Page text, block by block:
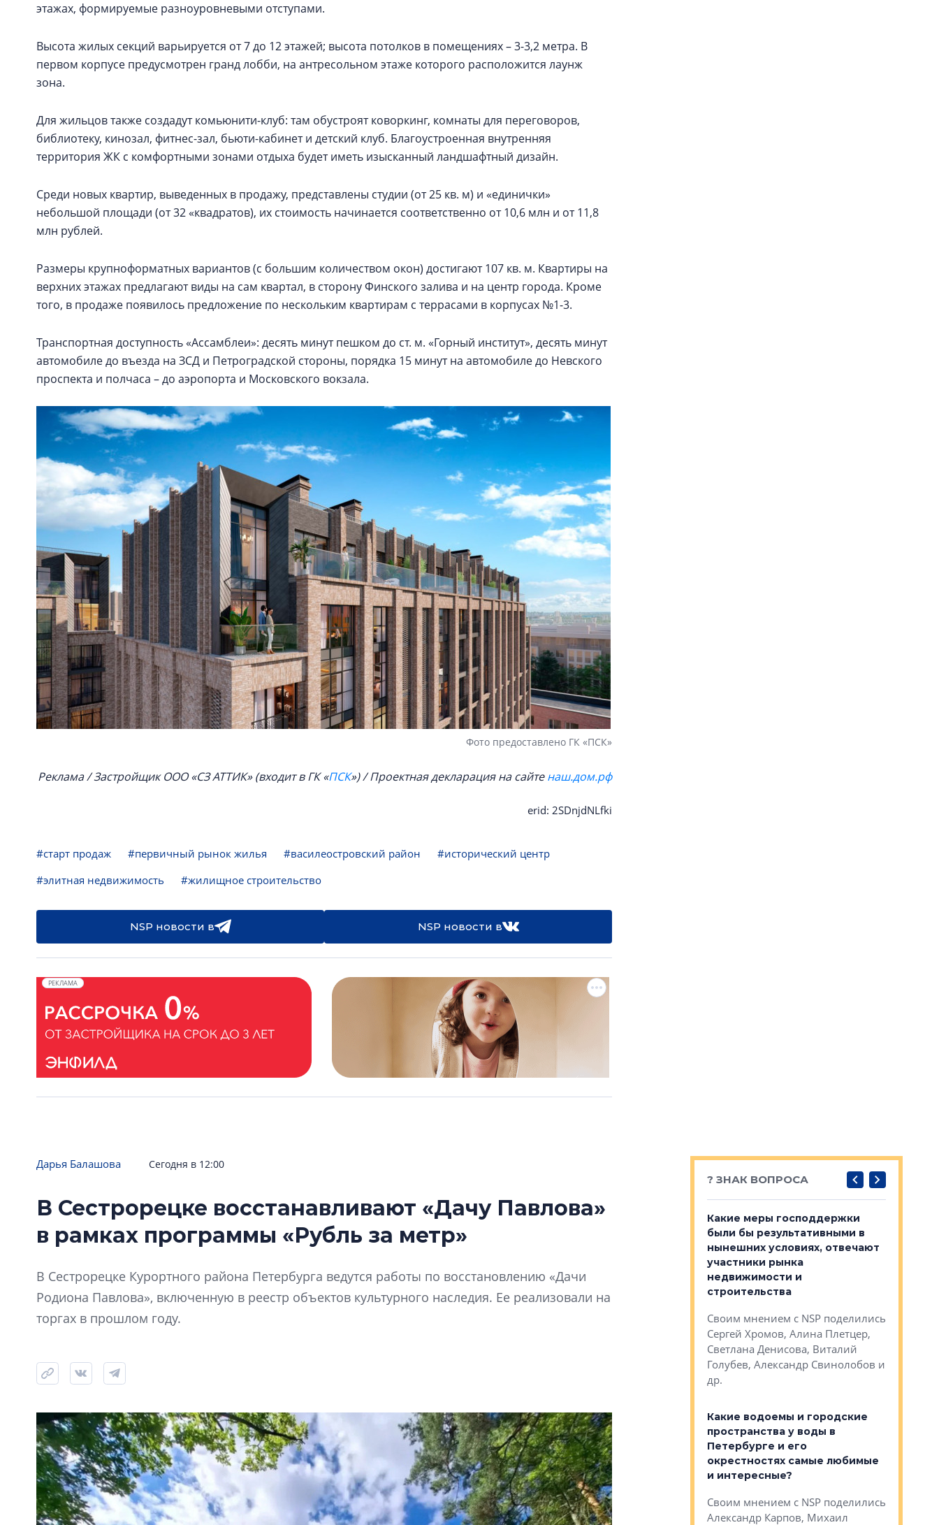
этажах, формируемые разноуровневыми отступами.
Высота жилых секций варьируется от 7 до 12 этажей; высота потолков в помещениях – 3-3,2 метра. В
первом корпусе предусмотрен гранд лобби, на антресольном этаже которого расположится лаунж
зона.
Для жильцов также создадут комьюнити-клуб: там обустроят коворкинг, комнаты для переговоров,
библиотеку, кинозал, фитнес-зал, бьюти-кабинет и детский клуб. Благоустроенная внутренняя
территория ЖК с комфортными зонами отдыха будет иметь изысканный ландшафтный дизайн.
Среди новых квартир, выведенных в продажу, представлены студии (от 25 кв. м) и «единички»
небольшой площади (от 32 «квадратов), их стоимость начинается соответственно от 10,6 млн и от 11,8
млн рублей.
Размеры крупноформатных вариантов (с большим количеством окон) достигают 107 кв. м. Квартиры на
верхних этажах предлагают виды на сам квартал, в сторону Финского залива и на центр города. Кроме
того, в продаже появилось предложение по нескольким квартирам с террасами в корпусах №1-3.
Транспортная доступность «Ассамблеи»: десять минут пешком до ст. м. «Горный институт», десять минут
автомобиле до въезда на ЗСД и Петроградской стороны, порядка 15 минут на автомобиле до Невского
проспекта и полчаса – до аэропорта и Московского вокзала.
Фото предоставлено ГК «ПСК»
Реклама / Застройщик ООО «СЗ АТТИК» (входит в ГК «ПСК») / Проектная декларация на сайтенаш.дом.рф
erid: 2SDnjdNLfki
#старт продаж #первичный рынок жилья #василеостровский район
#исторический центр
#элитная недвижимость
#жилищное строительство
NSP новости в NSP новости в
РЕКЛАМА
Дарья Балашова Сегодня в 12:00
В Сестрорецке восстанавливают «Дачу Павлова»
в рамках программы «Рубль за метр»
В Сестрорецке Курортного района Петербурга ведутся работы по восстановлению «Дачи
Родиона Павлова», включенную в реестр объектов культурного наследия. Ее реализовали на
торгах в прошлом году.
? ЗНАК ВОПРОСА
Разрыв цен между первичкой и
Разрыв цен между первичкой и
рынка? Своим мнением об этом
специальности и компетенции
в сфере девелопмента и
строительства?
Своим мнением с NSP поделились
Валентина Калинина, Анжелика
Альшаева, Александр
Свинолобов, Александр Кравцов,
Какие меры господдержки
были бы результативными в
нынешних условиях, отвечают
участники рынка
недвижимости и
строительства
Своим мнением с NSP поделились
Сергей Хромов, Алина Плетцер,
Светлана Денисова, Виталий
Голубев, Александр Свинолобов и
др.
Какие водоемы и городские
пространства у воды в
Петербурге и его
окрестностях самые любимые
и интересные?
Своим мнением с NSP поделились
Александр Карпов, Михаил